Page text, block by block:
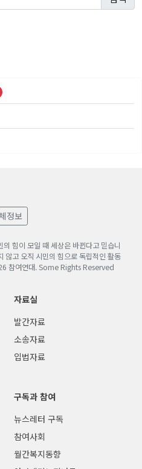
정보
힘이 모일 때 세상은 바뀐다고 믿습니
않고 오직 시민의 힘으로 독립적인 활동
참여연대. Some Rights Reserved
자료실
발간자료
소송자료
입법자료
구독과 참여
뉴스레터 구독
참여사회
월간복지동향